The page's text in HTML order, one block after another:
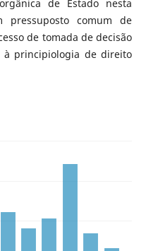
de Estado nesta
comum de
de tomada de decisão
à principiologia de direito